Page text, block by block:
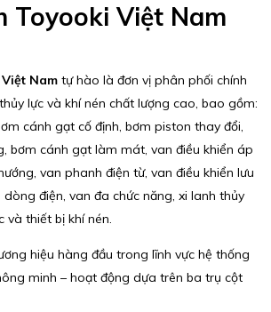
Toyooki Việt Nam
Nam tự hào là đơn vị phân phối chính
lực và khí nén chất lượng cao, bao gồm:
cánh gạt cố định, bơm piston thay đổi,
bơm cánh gạt làm mát, van điều khiển áp
van phanh điện từ, van điều khiển lưu
dòng điện, van đa chức năng, xi lanh thủy
và thiết bị khí nén.
hiệu hàng đầu trong lĩnh vực hệ thống
minh – hoạt động dựa trên ba trụ cột